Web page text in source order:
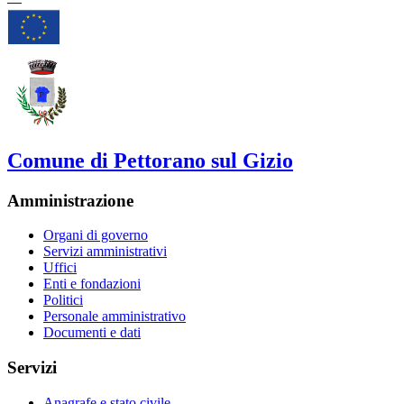
Comune di Pettorano sul Gizio
Amministrazione
Organi di governo
Servizi amministrativi
Uffici
Enti e fondazioni
Politici
Personale amministrativo
Documenti e dati
Servizi